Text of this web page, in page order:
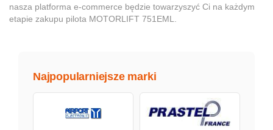
nasza platforma e-commerce będzie towarzyszyć Ci na każdym
etapie zakupu pilota MOTORLIFT 751EML.
Najpopularniejsze marki